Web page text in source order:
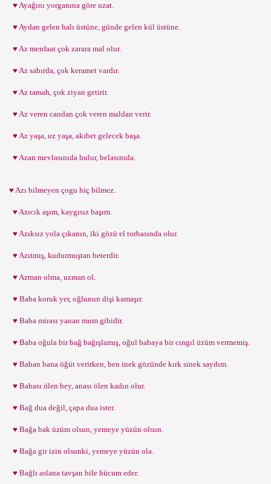
♥ Ayağını yorganına göre uzat.
♥ Aydan gelen halı üstüne, günde gelen kül üstüne.
♥ Az menfaat çok zarara mal olur.
♥ Az sabırda, çok keramet vardır.
♥ Az tamah, çok ziyan getirir.
♥ Az veren candan çok veren maldan verir.
♥ Az yaşa, uz yaşa, akıbet gelecek başa.
♥ Azan mevlasınıda bulur, belasınıda.
♥ Azı bilmeyen çogu hiç bilmez.
♥ Azıcık aşım, kaygısız başım.
♥ Azıksız yola çıkanın, iki gözü el torbasında olur.
♥ Azıtmış, kudurmuştan beterdir.
♥ Azman olma, uzman ol.
♥ Baba koruk yer, oğlunun dişi kamaşır.
♥ Baba mirası yanan mum gibidir.
♥ Baba oğula bir bağ bağışlamış, oğul babaya bir cıngıl üzüm vermemiş.
♥ Baban bana öğüt verirken, ben inek gözünde kırk sinek saydım.
♥ Babası ölen bey, anası ölen kadın olur.
♥ Bağ dua değil, çapa dua ister.
♥ Bağa bak üzüm olsun, yemeye yüzün olsun.
♥ Bağa gir izin olsunki, yemeye yüzün ola.
♥ Bağlı aslana tavşan bile hücum eder.